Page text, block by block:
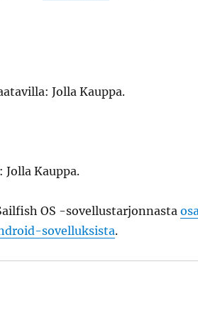
Jolla Kauppa.
Jolla Kauppa.
OS -sovellustarjonnasta
sovelluksista.